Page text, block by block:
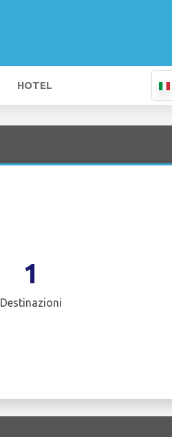
HOTEL
1
Destinazioni